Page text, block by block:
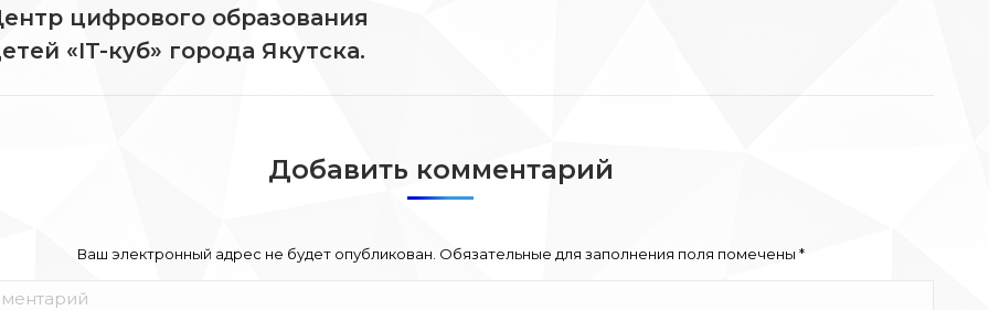
цифрового образования
«IT-куб» города Якутска.
Добавить комментарий
Ваш электронный адрес не будет опубликован. Обязательные для заполнения поля помечены *